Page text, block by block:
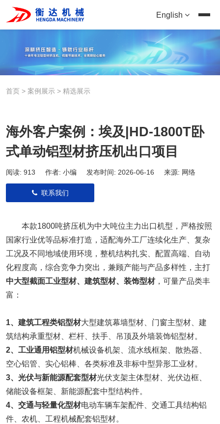
English
首页 > 案例展示 > 精选展示
海外客户案例：埃及|HD-1800T卧
式单动铝型材挤压机出口项目
阅读: 913 作者: 小编 发布时间: 2026-06-16 来源: 网络
联系我们
本款1800吨挤压机为中大吨位主力出口机型，严格按照
国家行业优等品标准打造，适配海外工厂连续化生产、复杂
工况及不同地域使用环境，整机结构扎实、配置高端、自动
化程度高，综合竞争力突出，兼顾产能与产品多样性，主打
中大型截面工业型材、建筑型材、装饰型材，可量产品类丰
富：
1、 建筑工程类铝型材大型建筑幕墙型材、门窗主型材、建
筑结构承重型材、栏杆、扶手、吊顶及外墙装饰铝型材。
2、 工业通用铝型材机械设备机架、流水线框架、散热器、
空心铝管、实心铝棒、各类标准及非标中型异形工业材。
3、 光伏与新能源配套型材光伏支架主体型材、光伏边框、
储能设备框架、新能源配套中型结构件。
4、 交通与轻量化型材电动车辆车架配件、交通工具结构铝
件、农机、工程机械配套铝型材。